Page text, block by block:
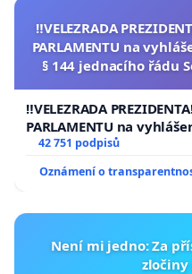
‼️VELEZRADA
PARLAMENTU na
§ 144 jednacího řádu
‼️VELEZRADA
PARLAMENTU na
144 jednacího řádu
republiky
42 751 podpisů
Oznámení o
Není mi jedno: Za
zločiny